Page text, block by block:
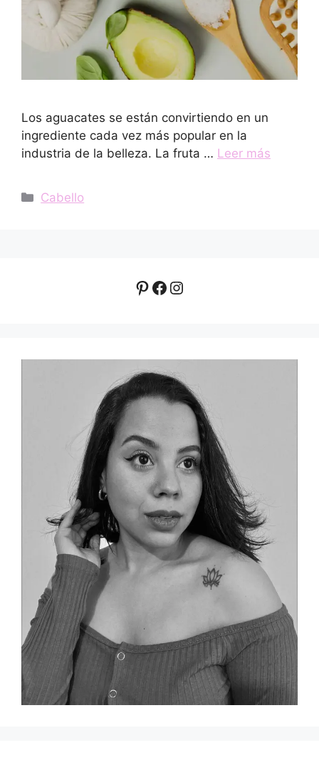
Los aguacates se están convirtiendo en un
ingrediente cada vez más popular en la
industria de la belleza. La fruta … Leer más
Categorías
Cabello
Pinterest
Facebook
Instagram